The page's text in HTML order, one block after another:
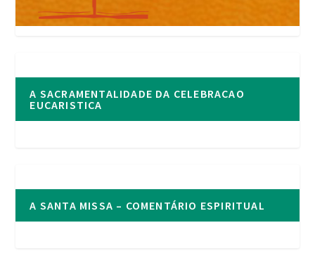
A SACRAMENTALIDADE DA CELEBRACAO
EUCARISTICA
A SANTA MISSA – COMENTÁRIO ESPIRITUAL